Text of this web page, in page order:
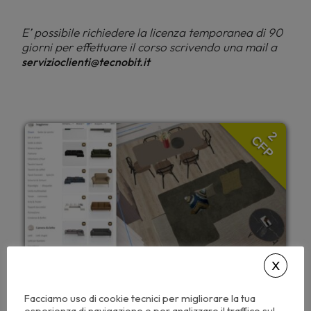
E’ possibile richiedere la licenza temporanea di 90
giorni per effettuare il corso scrivendo una mail a
servizioclienti@tecnobit.it
2
CFP
Facciamo uso di cookie tecnici per migliorare la tua